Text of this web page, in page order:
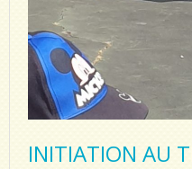
INITIATION AU